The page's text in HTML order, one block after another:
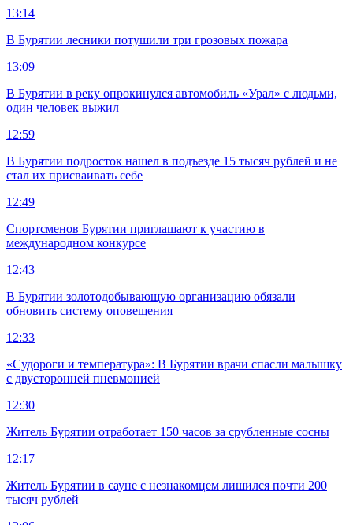
13:14
В Бурятии лесники потушили три грозовых пожара
13:09
В Бурятии в реку опрокинулся автомобиль «Урал» с людьми,
один человек выжил
12:59
В Бурятии подросток нашел в подъезде 15 тысяч рублей и не
стал их присваивать себе
12:49
Спортсменов Бурятии приглашают к участию в
международном конкурсе
12:43
В Бурятии золотодобывающую организацию обязали
обновить систему оповещения
12:33
«Судороги и температура»: В Бурятии врачи спасли малышку
с двусторонней пневмонией
12:30
Житель Бурятии отработает 150 часов за срубленные сосны
12:17
Житель Бурятии в сауне с незнакомцем лишился почти 200
тысяч рублей